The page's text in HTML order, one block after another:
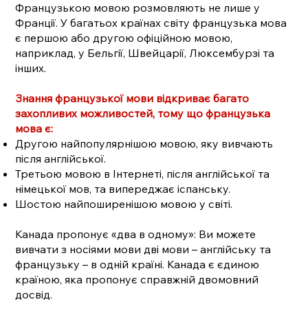
Французькою мовою розмовляють не лише у
Франції. У багатьох країнах світу французька мова
є першою або другою офіційною мовою,
наприклад, у Бельгії, Швейцарії, Люксембурзі та
інших.
Знання французької мови відкриває багато
захопливих можливостей, тому що французька
мова є:
Другою найпопулярнішою мовою, яку вивчають
після англійської.
Третьою мовою в Інтернеті, після англійської та
німецької мов, та випереджає іспанську.
Шостою найпоширенішою мовою у світі.
Канада пропонує «два в одному»: Ви можете
вивчати з носіями мови дві мови – англійську та
французьку – в одній країні. Канада є єдиною
країною, яка пропонує справжній двомовний
досвід.